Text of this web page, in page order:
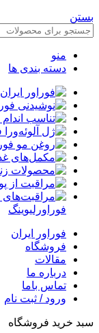
بستن
منو
دسته بندی ها
فوراورلیوینگ
فوراور ایران
فروشگاه
مقالات
درباره ما
تماس باما
ورود / ثبت نام
سبد خرید فروشگاه